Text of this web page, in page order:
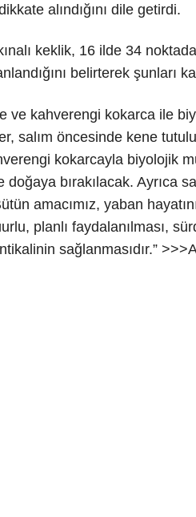
alındığını dile getirdi.
keklik, 16 ilde 34
belirterek şunları
ve kahverengi kokarca ile
salım öncesinde kene
kokarcayla biyolojik
bırakılacak. Ayrıca
amacımız, yaban
planlı faydalanılması,
sağlanmasıdır.”